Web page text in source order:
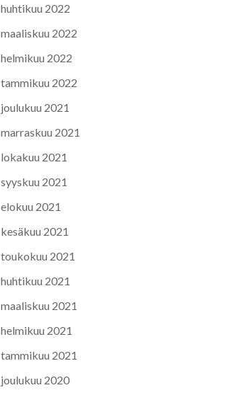
huhtikuu 2022
maaliskuu 2022
helmikuu 2022
tammikuu 2022
joulukuu 2021
marraskuu 2021
lokakuu 2021
syyskuu 2021
elokuu 2021
kesäkuu 2021
toukokuu 2021
huhtikuu 2021
maaliskuu 2021
helmikuu 2021
tammikuu 2021
joulukuu 2020